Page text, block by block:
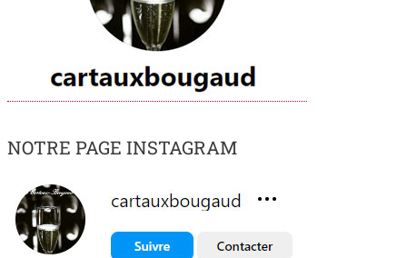
NOTRE PAGE INSTAGRAM